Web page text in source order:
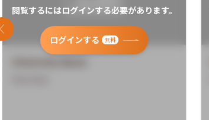
閲覧するにはログインする必要があります。
ログインする 無料
前のスライド